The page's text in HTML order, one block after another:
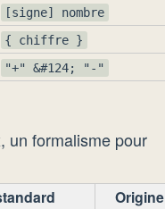
[signe] nombre
{ chiffre }
"+" &#124; "-"
un formalisme pour
Origine